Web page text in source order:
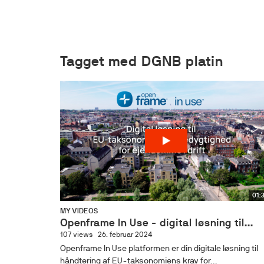
Tagget med DGNB platin
MY VIDEOS
Openframe In Use - digital løsning til...
107 views 26. februar 2024
Openframe In Use platformen er din digitale løsning til
håndtering af EU-taksonomiens krav for...